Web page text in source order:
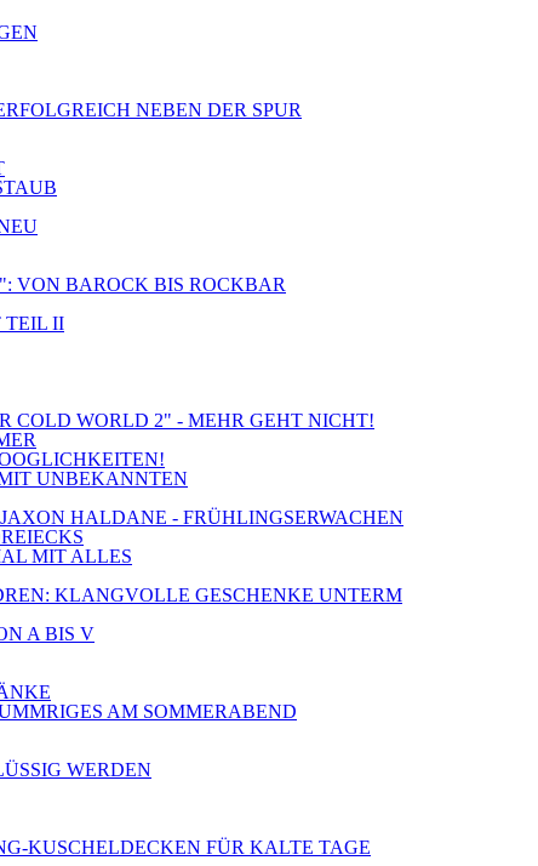
NEBEN DER SPUR
VON BAROCK BIS ROCKBAR
TEIL II
COLD WORLD 2" - MEHR GEHT NICHT!
UNBEKANNTEN
HALDANE - FRÜHLINGSERWACHEN
MIT ALLES
KLANGVOLLE GESCHENKE UNTERM
A BIS V
AM SOMMERABEND
WERDEN
KUSCHELDECKEN FÜR KALTE TAGE